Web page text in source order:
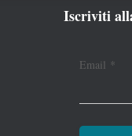
Iscriviti
Email *